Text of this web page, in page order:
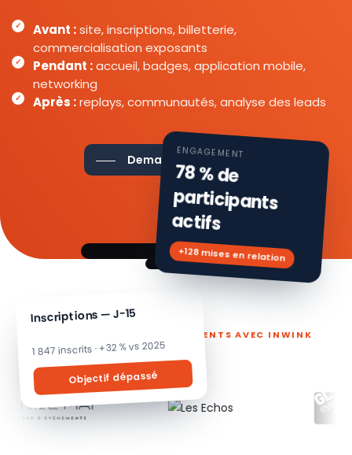
Avant :site, inscriptions, billetterie,
commercialisation exposants
Pendant :accueil, badges, application mobile,
networking
Après :replays, communautés, analyse des leads
Demander une démo
Inscriptions — J-15
1 847 inscrits · +32 % vs 2025
Objectif dépassé
ENGAGEMENT
78 % de
participants
actifs
+128 mises en relation
ILS PILOTENT LEURS ÉVÉNEMENTS AVEC INWINK